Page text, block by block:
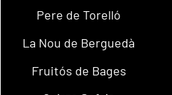
Pere de Torelló
La Nou de Berguedà
Fruitós de Bages